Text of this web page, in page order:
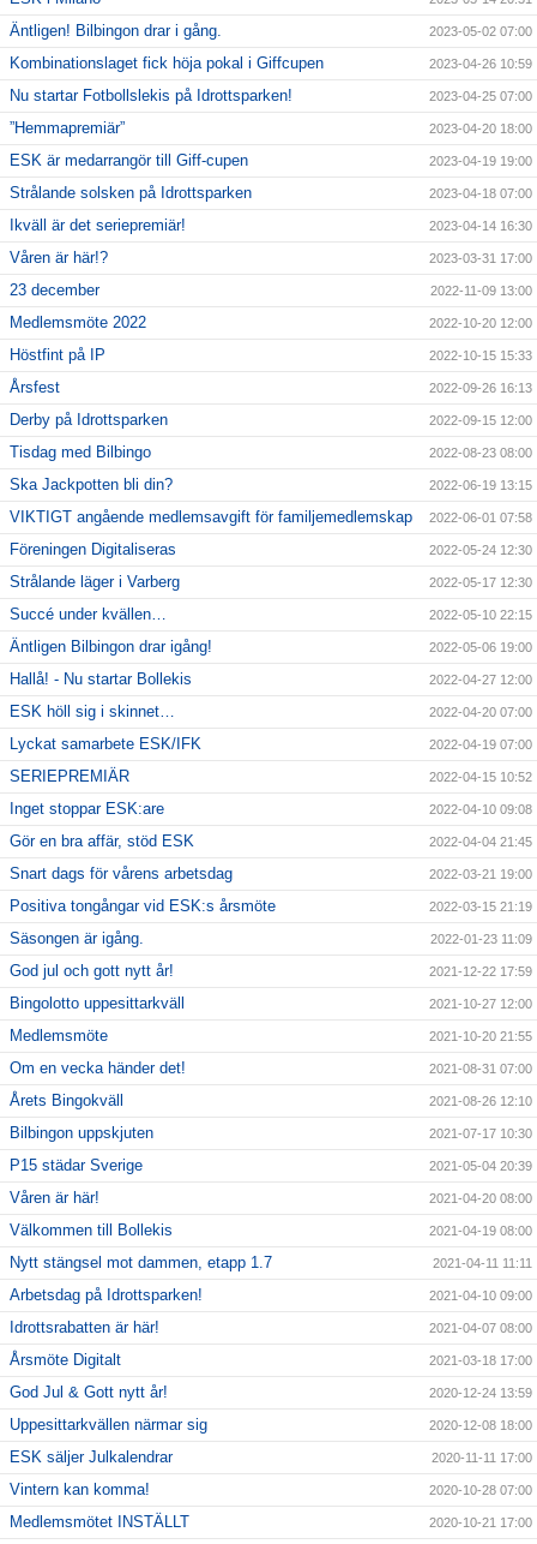
Äntligen! Bilbingon drar i gång. 2023-05-02 07:00
Kombinationslaget fick höja pokal i Giffcupen 2023-04-26 10:59
Nu startar Fotbollslekis på Idrottsparken! 2023-04-25 07:00
”Hemmapremiär” 2023-04-20 18:00
ESK är medarrangör till Giff-cupen 2023-04-19 19:00
Strålande solsken på Idrottsparken 2023-04-18 07:00
Ikväll är det seriepremiär! 2023-04-14 16:30
Våren är här!? 2023-03-31 17:00
23 december 2022-11-09 13:00
Medlemsmöte 2022 2022-10-20 12:00
Höstfint på IP 2022-10-15 15:33
Årsfest 2022-09-26 16:13
Derby på Idrottsparken 2022-09-15 12:00
Tisdag med Bilbingo 2022-08-23 08:00
Ska Jackpotten bli din? 2022-06-19 13:15
VIKTIGT angående medlemsavgift för familjemedlemskap 2022-06-01 07:58
Föreningen Digitaliseras 2022-05-24 12:30
Strålande läger i Varberg 2022-05-17 12:30
Succé under kvällen… 2022-05-10 22:15
Äntligen Bilbingon drar igång! 2022-05-06 19:00
Hallå! - Nu startar Bollekis 2022-04-27 12:00
ESK höll sig i skinnet… 2022-04-20 07:00
Lyckat samarbete ESK/IFK 2022-04-19 07:00
SERIEPREMIÄR 2022-04-15 10:52
Inget stoppar ESK:are 2022-04-10 09:08
Gör en bra affär, stöd ESK 2022-04-04 21:45
Snart dags för vårens arbetsdag 2022-03-21 19:00
Positiva tongångar vid ESK:s årsmöte 2022-03-15 21:19
Säsongen är igång. 2022-01-23 11:09
God jul och gott nytt år! 2021-12-22 17:59
Bingolotto uppesittarkväll 2021-10-27 12:00
Medlemsmöte 2021-10-20 21:55
Om en vecka händer det! 2021-08-31 07:00
Årets Bingokväll 2021-08-26 12:10
Bilbingon uppskjuten 2021-07-17 10:30
P15 städar Sverige 2021-05-04 20:39
Våren är här! 2021-04-20 08:00
Välkommen till Bollekis 2021-04-19 08:00
Nytt stängsel mot dammen, etapp 1.7 2021-04-11 11:11
Arbetsdag på Idrottsparken! 2021-04-10 09:00
Idrottsrabatten är här! 2021-04-07 08:00
Årsmöte Digitalt 2021-03-18 17:00
God Jul & Gott nytt år! 2020-12-24 13:59
Uppesittarkvällen närmar sig 2020-12-08 18:00
ESK säljer Julkalendrar 2020-11-11 17:00
Vintern kan komma! 2020-10-28 07:00
Medlemsmötet INSTÄLLT 2020-10-21 17:00